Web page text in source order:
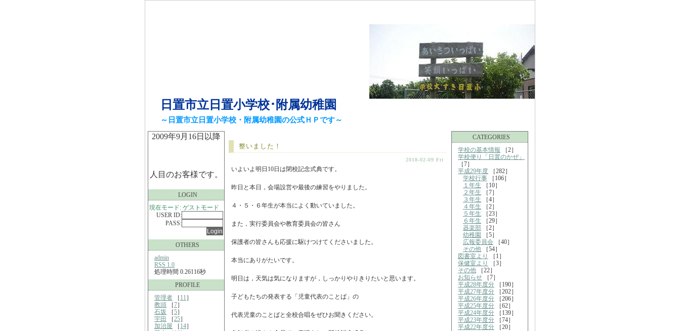
日置市立日置小学校･附属幼稚園
～日置市立日置小学校・附属幼稚園の公式ＨＰです～
2009年9月16日以降
人目のお客様です。
LOGIN
現在モード: ゲストモード
USER ID:
PASS:
OTHERS
admin
RSS 1.0
処理時間 0.26116秒
PROFILE
管理者 ［ 11 ］
教頭 ［7］
石坂 ［5］
宇田
［25］
加治屋 ［ 14］
整いました！
2018-02-09 Fri
いよいよ明日10日は閉校記念式典です。
昨日と本日，会場設営や最後の練習をやりました。
４・５・６年生が本当によく動いていました。
また，実行委員会や教育委員会の皆さん
保護者の皆さんも応援に駆けつけてくださいました。
本当にありがたいです。
明日は，天気は気になりますが，しっかりやりきりたいと思います。
子どもたちの発表する「児童代表のことば」の
代表児童のことばと全校合唱をぜひお聞きください。
CATEGORIES
学校の基本情報 ［2］
学校便り「日置のかぜ」
［7］
平成29年度 ［282］
学校行事 ［106］
１年生 ［10］
２年生 ［7］
３年生 ［4］
４年生 ［2］
５年生 ［23］
６年生 ［29］
器楽部 ［2］
幼稚園
［5］
広報委員会 ［40］
その他 ［54］
図書室より
［1］
保健室より
［3］
その他 ［22］
お知らせ ［7］
平成28年度分 ［190］
平成27年度分 ［202］
平成26年度分 ［206］
平成25年度分 ［62］
平成24年度分 ［139］
平成23年度分 ［74］
平成22年度分 ［20］